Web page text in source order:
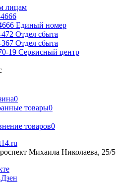
лицам
Единый номер
Отдел сбыта
Отдел сбыта
19 Сервисный центр
0
товары0
товаров0
Михаила Николаева, 25/5